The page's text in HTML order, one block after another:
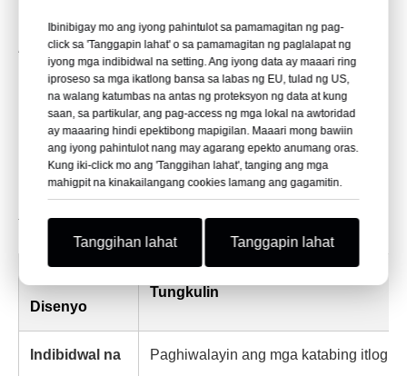
Ang proteksiyon na pagganap ng isang karton ng itlog ay
nakasalalay sa ugnayan sa pagitan ng itlog at ng selula.
Kung ang selula ay masyadong maliit, ang balat ay
maaaring dumampi sa takip o makaranas ng presyon sa
pinakamalapad na bahagi. Kung ang selula ay
masyadong malaki, ang itlog ay maaaring umikot at
tumama sa mga dingding habang hinahawakan.
Disenyo
Tungkulin
Indibidwal na
Paghiwalayin ang mga katabing itlog
Ibinibigay mo ang iyong pahintulot sa pamamagitan ng pag-
click sa 'Tanggapin lahat' o sa pamamagitan ng paglalapat ng
iyong mga indibidwal na setting. Ang iyong data ay maaari ring
iproseso sa mga ikatlong bansa sa labas ng EU, tulad ng US,
na walang katumbas na antas ng proteksyon ng data at kung
saan, sa partikular, ang pag-access ng mga lokal na awtoridad
ay maaaring hindi epektibong mapigilan. Maaari mong bawiin
ang iyong pahintulot nang may agarang epekto anumang oras.
Kung iki-click mo ang 'Tanggihan lahat', tanging ang mga
mahigpit na kinakailangang cookies lamang ang gagamitin.
Tanggihan lahat Tanggapin lahat